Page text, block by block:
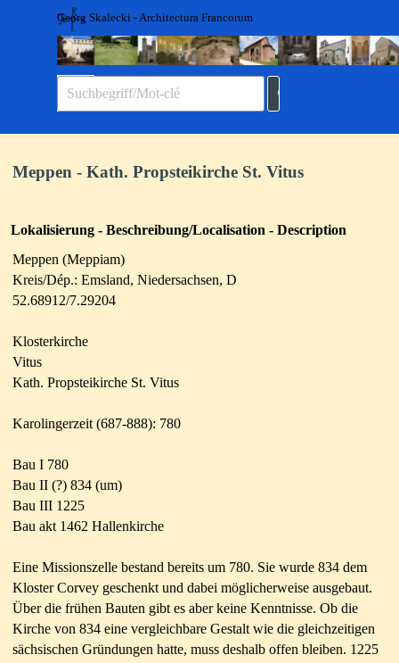
Direkt zum Seiteninhalt
Georg Skalecki - Architectura Francorum
Meppen - Kath. Propsteikirche St. Vitus
Lokalisierung - Beschreibung/Localisation - Description
Meppen (Meppiam)
Kreis/Dép.: Emsland, Niedersachsen, D
52.68912/7.29204
Klosterkirche
Vitus
Kath. Propsteikirche St. Vitus
Karolingerzeit (687-888): 780
Bau I 780
Bau II (?) 834 (um)
Bau III 1225
Bau akt 1462 Hallenkirche
Eine Missionszelle bestand bereits um 780. Sie wurde 834 dem
Kloster Corvey geschenkt und dabei möglicherweise ausgebaut.
Über die frühen Bauten gibt es aber keine Kenntnisse. Ob die
Kirche von 834 eine vergleichbare Gestalt wie die gleichzeitigen
sächsischen Gründungen hatte, muss deshalb offen bleiben. 1225